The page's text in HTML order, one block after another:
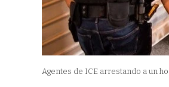
Agentes de ICE arrestando a un